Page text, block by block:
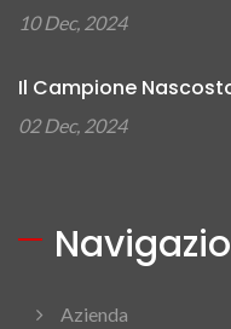
10 Dec, 2024
Il Campione
02 Dec, 2024
Azienda